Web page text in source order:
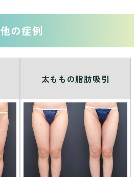
他の症例
太ももの脂肪吸引